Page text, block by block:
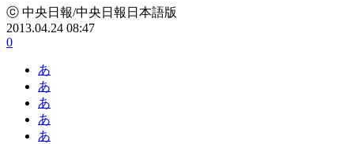
ⓒ 中央日報/中央日報日本語版
2013.04.24 08:47
0
あ
あ
あ
あ
あ